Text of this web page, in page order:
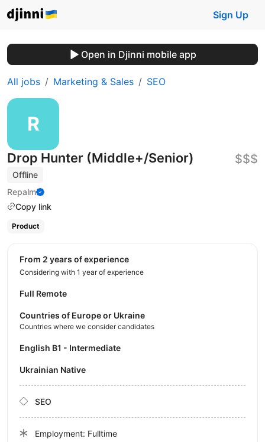
Sign Up
Open in Djinni mobile app
All jobs Marketing & Sales SEO
Drop Hunter (Middle+/Senior)
Offline
Repalm
Copy link
$$$
Product
from 2 years of experience
Considering with 1 year of experience
Full Remote
Countries of Europe or Ukraine
Countries where we consider candidates
English B1 - Intermediate
Ukrainian Native
SEO
Employment: Fulltime